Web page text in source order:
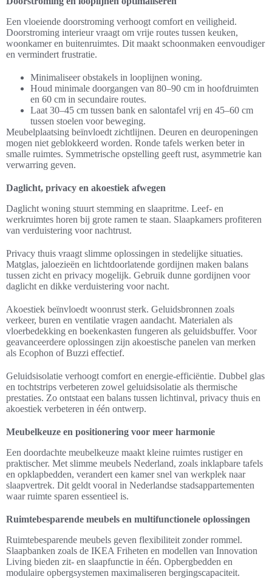
Een vloeiende doorstroming verhoogt comfort en veiligheid.
Doorstroming interieur vraagt om vrije routes tussen keuken,
woonkamer en buitenruimtes. Dit maakt schoonmaken eenvoudiger
en vermindert frustratie.
Minimaliseer obstakels in looplijnen woning.
Houd minimale doorgangen van 80–90 cm in hoofdruimten
en 60 cm in secundaire routes.
Laat 30–45 cm tussen bank en salontafel vrij en 45–60 cm
tussen stoelen voor beweging.
Meubelplaatsing beïnvloedt zichtlijnen. Deuren en deuropeningen
mogen niet geblokkeerd worden. Ronde tafels werken beter in
smalle ruimtes. Symmetrische opstelling geeft rust, asymmetrie kan
verwarring geven.
Daglicht, privacy en akoestiek afwegen
Daglicht woning stuurt stemming en slaapritme. Leef- en
werkruimtes horen bij grote ramen te staan. Slaapkamers profiteren
van verduistering voor nachtrust.
Privacy thuis vraagt slimme oplossingen in stedelijke situaties.
Matglas, jaloezieën en lichtdoorlatende gordijnen maken balans
tussen zicht en privacy mogelijk. Gebruik dunne gordijnen voor
daglicht en dikke verduistering voor nacht.
Akoestiek beïnvloedt woonrust sterk. Geluidsbronnen zoals
verkeer, buren en ventilatie vragen aandacht. Materialen als
vloerbedekking en boekenkasten fungeren als geluidsbuffer. Voor
geavanceerdere oplossingen zijn akoestische panelen van merken
als Ecophon of Buzzi effectief.
Geluidsisolatie verhoogt comfort en energie-efficiëntie. Dubbel glas
en tochtstrips verbeteren zowel geluidsisolatie als thermische
prestaties. Zo ontstaat een balans tussen lichtinval, privacy thuis en
akoestiek verbeteren in één ontwerp.
Meubelkeuze en positionering voor meer harmonie
Een doordachte meubelkeuze maakt kleine ruimtes rustiger en
praktischer. Met slimme meubels Nederland, zoals inklapbare tafels
en opklapbedden, verandert een kamer snel van werkplek naar
slaapvertrek. Dit geldt vooral in Nederlandse stadsappartementen
waar ruimte sparen essentieel is.
Ruimtebesparende meubels en multifunctionele oplossingen
Ruimtebesparende meubels geven flexibiliteit zonder rommel.
Slaapbanken zoals de IKEA Friheten en modellen van Innovation
Living bieden zit- en slaapfunctie in één. Opbergbedden en
modulaire opbergsystemen maximaliseren bergingscapaciteit.